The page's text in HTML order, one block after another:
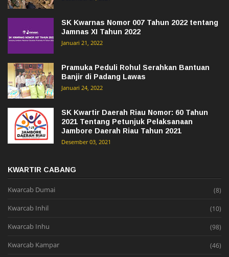
SK Kwarnas Nomor 007 Tahun 2022 tentang
Jamnas XI Tahun 2022
Januari 21, 2022
Pramuka Peduli Rohul Serahkan Bantuan
Banjir di Padang Lawas
Januari 24, 2022
SK Kwartir Daerah Riau Nomor: 60 Tahun
2021 Tentang Petunjuk Pelaksanaan
Jambore Daerah Riau Tahun 2021
Desember 03, 2021
KWARTIR CABANG
Kwarcab Dumai (8)
Kwarcab Inhil (10)
Kwarcab Inhu (98)
Kwarcab Kampar (46)